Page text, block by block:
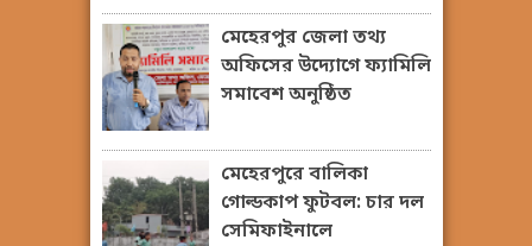
মেহেরপুর জেলা তথ্য
অফিসের উদ্যোগে ফ্যামিলি
সমাবেশ অনুষ্ঠিত
মেহেরপুরে বালিকা
গোল্ডকাপ ফুটবল: চার দল
সেমিফাইনালে